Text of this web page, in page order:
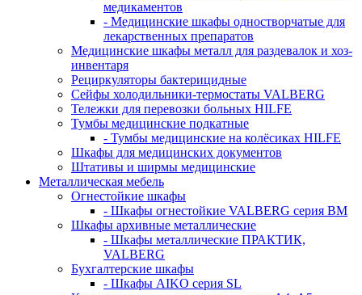
медикаментов
- Медицинские шкафы одностворчатые для
лекарственных препаратов
Медицинские шкафы металл для раздевалок и хоз-
инвентаря
Рециркуляторы бактерицидные
Сейфы холодильники-термостаты VALBERG
Тележки для перевозки больных HILFE
Тумбы медицинские подкатные
- Тумбы медицинские на колёсиках HILFE
Шкафы для медицинских документов
Штативы и ширмы медицинские
Металлическая мебель
Огнестойкие шкафы
- Шкафы огнестойкие VALBERG серия BM
Шкафы архивные металлические
- Шкафы металлические ПРАКТИК,
VALBERG
Бухгалтерские шкафы
- Шкафы AIKO серия SL